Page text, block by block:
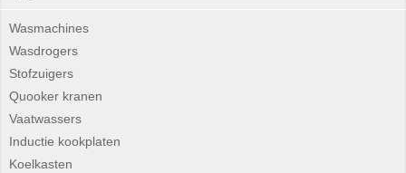
Wasmachines
Wasdrogers
Stofzuigers
Quooker kranen
Vaatwassers
Inductie kookplaten
Koelkasten